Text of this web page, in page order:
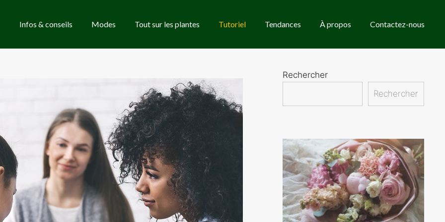
Infos & conseils Modes Tout sur les plantes Tutoriel Tendances À propos Contactez-nous
Rechercher
Rechercher